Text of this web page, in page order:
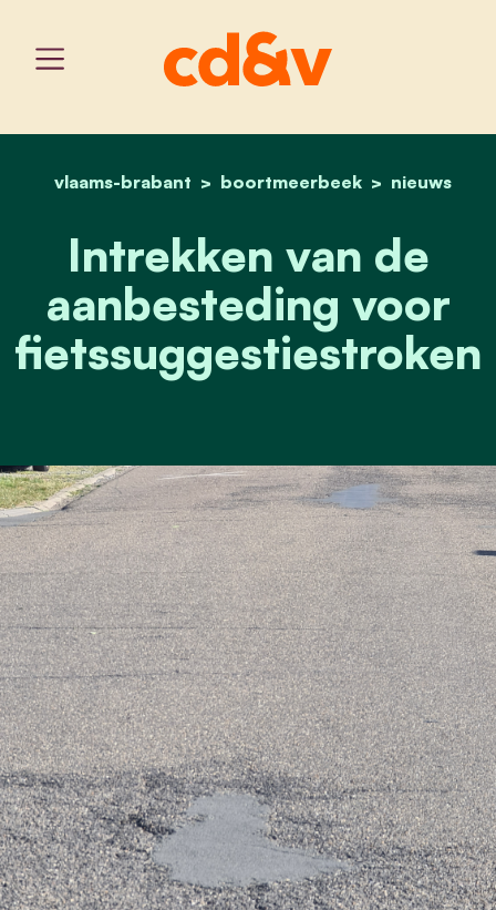
home
vlaams-brabant boortmeerbeek nieuws
intrekken van de
Intrekken van de
aanbesteding voor
fietssuggestiestroken